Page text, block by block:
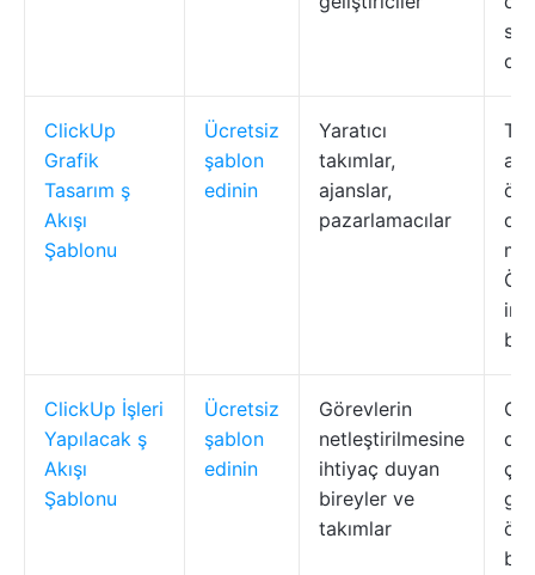
ClickUp
Grafik
Tasarım ş
Akışı
Şablonu
Ücretsiz
şablon
edinin
Yaratıcı
takımlar,
ajanslar,
pazarlamacılar
ClickUp İşleri
Yapılacak ş
Akışı
Şablonu
Ücretsiz
şablon
edinin
Görevlerin
netleştirilmesine
ihtiyaç duyan
bireyler ve
takımlar